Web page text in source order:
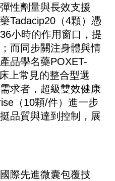
性劑量與長效支援
Tadacip20（4顆） 憑
小時的作用窗口，提
而同步關注身體與情
品學名藥POXET-
上常見的整合型選
求者， 超級雙效健康
（10顆/件） 進一步
品質與達到控制，展
際先進微囊包覆技